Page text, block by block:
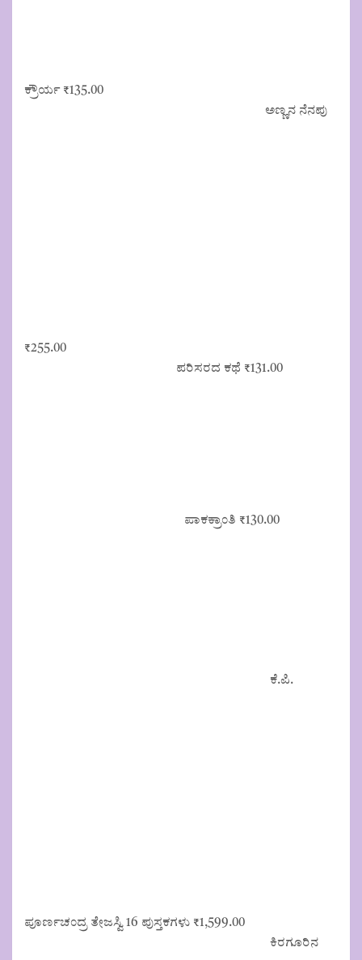
ಕ್ರೌರ್ಯ ₹135.00
ಅಣ್ಣನ ನೆನಪು
₹255.00
ಪರಿಸರದ ಕಥೆ ₹131.00
ಪಾಕಕ್ರಾಂತಿ ₹130.00
ಕೆ.ಪಿ.
ಪೂರ್ಣಚಂದ್ರ ತೇಜಸ್ವಿ 16 ಪುಸ್ತಕಗಳು ₹1,599.00
ಕಿರಗೂರಿನ